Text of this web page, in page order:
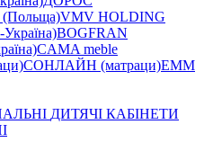
VMV HOLDING
BOGFRAN
CAMA meble
СОНЛАЙН (матраци)EMM
ДИТЯЧІ КАБІНЕТИ